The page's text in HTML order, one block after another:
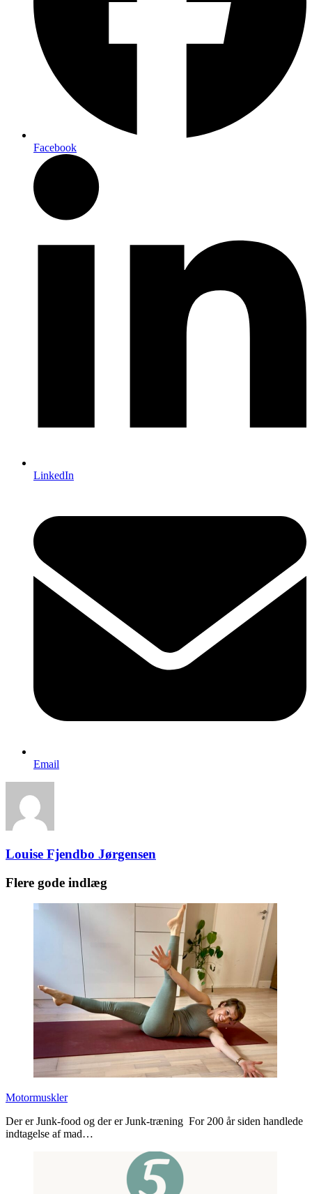
Facebook
LinkedIn
Email
Louise Fjendbo Jørgensen
Flere gode indlæg
Motormuskler
Der er Junk-food og der er Junk-træning For 200 år siden handlede
indtagelse af mad…